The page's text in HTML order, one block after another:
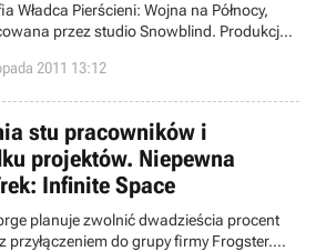
Władca Pierścieni: Wojna na Północy,
przez studio Snowblind. Produkcja
historię, która rozgrywa się równolegle do
powieści fantasy.
2011 13:12
stu pracowników i
projektów. Niepewna
Infinite Space
planuje zwolnić dwadzieścia procent
przyłączeniem do grupy firmy Frogster.